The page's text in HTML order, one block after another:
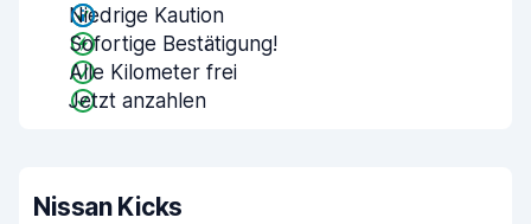
Niedrige Kaution
Sofortige Bestätigung!
Alle Kilometer frei
Jetzt anzahlen
Nissan Kicks